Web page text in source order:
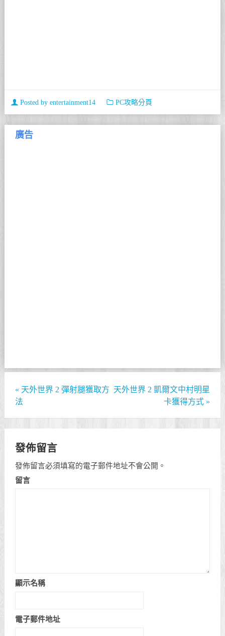
Posted by entertainment14 PC攻略分頁
廣告
« 天外世界 2 彈射腿獲取方
法
天外世界 2 凱爾文中村明星
卡獲得方式 »
發佈留言
發佈留言必須填寫的電子郵件地址不會公開。
留言
顯示名稱
電子郵件地址